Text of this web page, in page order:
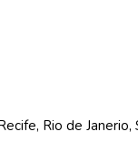
Rio de Janerio,